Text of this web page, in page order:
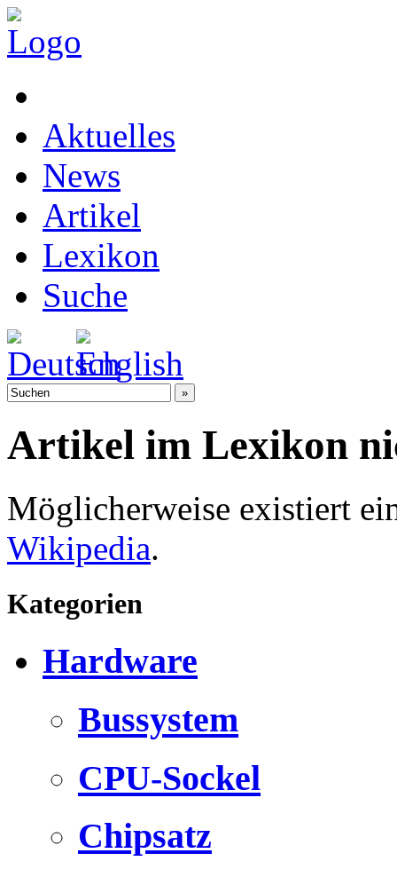
Aktuelles
News
Artikel
Lexikon
Suche
Artikel im Lexikon
Möglicherweise existiert
Wikipedia.
Kategorien
Hardware
Bussystem
CPU-Sockel
Chipsatz